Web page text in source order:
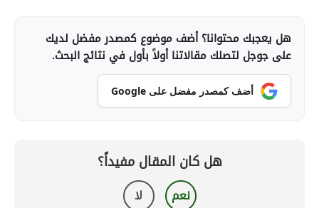
هل يعجبك محتوانا؟ أضف موضوع كمصدر مفضل لديك
على جوجل لتصلك مقالاتنا أولاً بأول في نتائج البحث.
أضف كمصدر مفضل على Google
هل كان المقال مفيداً؟
نعم لا